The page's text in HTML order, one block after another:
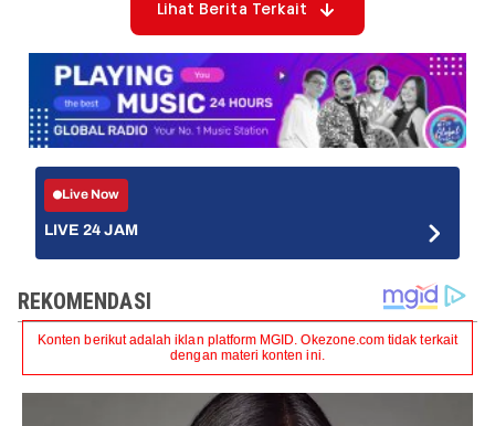
Lihat Berita Terkait
Live Now
LIVE 24 JAM